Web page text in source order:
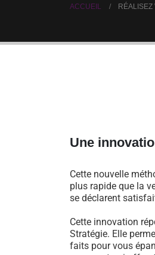
ACCUEIL RÉALISEZ
Une
Cette nouvelle
plus rapide que la
se déclarent
Cette innovation
Stratégie. Elle
faits pour vous